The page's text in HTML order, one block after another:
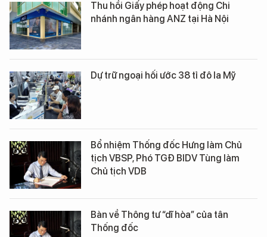
Thu hồi Giấy phép hoạt động Chi
nhánh ngân hàng ANZ tại Hà Nội
Dự trữ ngoại hối ước 38 tỉ đô la Mỹ
Bổ nhiệm Thống đốc Hưng làm Chủ
tịch VBSP, Phó TGĐ BIDV Tùng làm
Chủ tịch VDB
Bàn về Thông tư “dĩ hòa” của tân
Thống đốc